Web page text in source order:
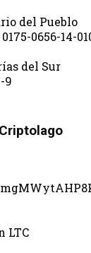
del Pueblo
0656-14-
del Sur
9
LTC